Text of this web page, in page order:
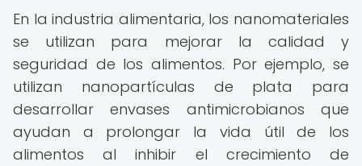
En la industria alimentaria, los nanomateriales
se utilizan para mejorar la calidad y
seguridad de los alimentos. Por ejemplo, se
utilizan nanopartículas de plata para
desarrollar envases antimicrobianos que
ayudan a prolongar la vida útil de los
alimentos al inhibir el crecimiento de